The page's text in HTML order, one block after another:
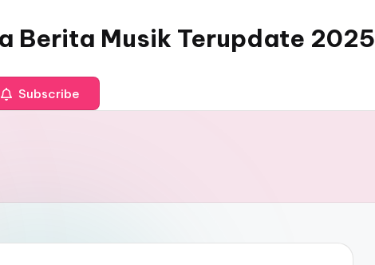
Berita Musik Terupdate 2025
Subscribe